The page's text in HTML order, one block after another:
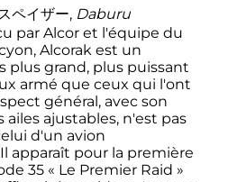
ペイザー, Daburu
par Alcor et l'équipe du
Alcorak est un
plus grand, plus puissant
armé que ceux qui l'ont
général, avec son
ailes ajustables, n'est pas
d'un avion
apparaît pour la première
35 « Le Premier Raid »